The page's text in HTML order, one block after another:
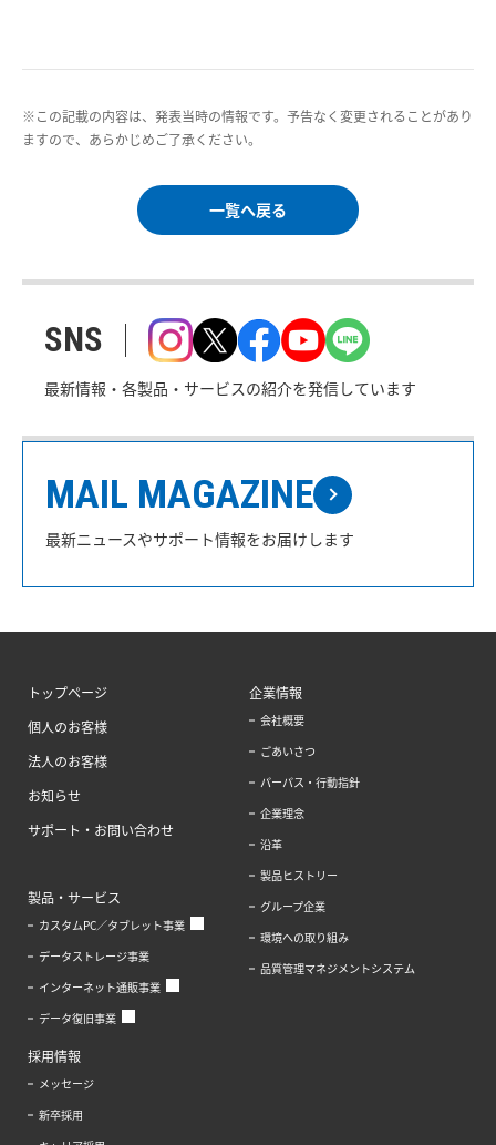
※この記載の内容は、発表当時の情報です。予告なく変更されることがあり
ますので、あらかじめご了承ください。
一覧へ戻る
SNS
最新情報・各製品・サービスの紹介を発信しています
MAIL MAGAZINE
最新ニュースやサポート情報をお届けします
トップページ
個人のお客様
法人のお客様
お知らせ
サポート・お問い合わせ
製品・サービス
カスタムPC／タブレット事業
データストレージ事業
インターネット通販事業
データ復旧事業
企業情報
会社概要
ごあいさつ
パーパス・行動指針
企業理念
沿革
製品ヒストリー
グループ企業
環境への取り組み
品質管理マネジメントシステム
採用情報
メッセージ
新卒採用